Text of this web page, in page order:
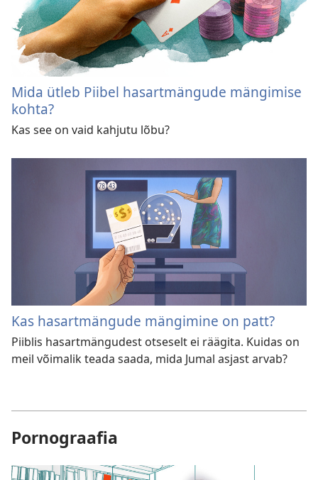
Mida ütleb Piibel hasartmängude mängimise
kohta?
Kas see on vaid kahjutu lõbu?
Kas hasartmängude mängimine on patt?
Piiblis hasartmängudest otseselt ei räägita. Kuidas on
meil võimalik teada saada, mida Jumal asjast arvab?
Pornograafia